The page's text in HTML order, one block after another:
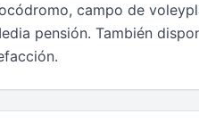
campo de
pensión. También